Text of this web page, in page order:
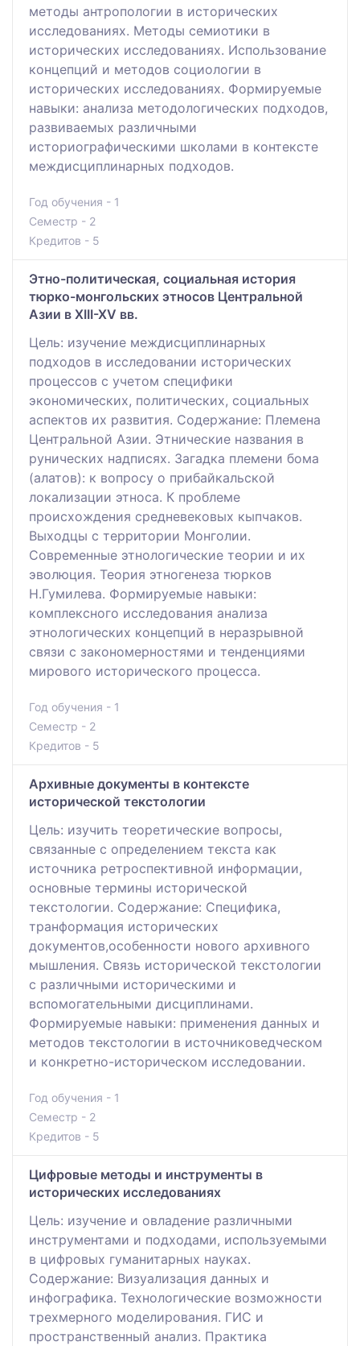
методы антропологии в исторических
исследованиях. Методы семиотики в
исторических исследованиях. Использование
концепций и методов социологии в
исторических исследованиях. Формируемые
навыки: анализа методологических подходов,
развиваемых различными
историографическими школами в контексте
междисциплинарных подходов.
Год обучения - 1
Семестр - 2
Кредитов - 5
Этно-политическая, социальная история
тюрко-монгольских этносов Центральной
Азии в ХІІІ-ХV вв.
Цель: изучение междисциплинарных
подходов в исследовании исторических
процессов с учетом специфики
экономических, политических, социальных
аспектов их развития. Содержание: Племена
Центральной Азии. Этнические названия в
рунических надписях. Загадка племени бома
(алатов): к вопросу о прибайкальской
локализации этноса. К проблеме
происхождения средневековых кыпчаков.
Выходцы с территории Монголии.
Современные этнологические теории и их
эволюция. Теория этногенеза тюрков
Н.Гумилева. Формируемые навыки:
комплексного исследования анализа
этнологических концепций в неразрывной
связи с закономерностями и тенденциями
мирового исторического процесса.
Год обучения - 1
Семестр - 2
Кредитов - 5
Архивные документы в контексте
исторической текстологии
Цель: изучить теоретические вопросы,
связанные с определением текста как
источника ретроспективной информации,
основные термины исторической
текстологии. Содержание: Специфика,
транформация исторических
документов,особенности нового архивного
мышления. Связь исторической текстологии
с различными историческими и
вспомогательными дисциплинами.
Формируемые навыки: применения данных и
методов текстологии в источниковедческом
и конкретно-историческом исследовании.
Год обучения - 1
Семестр - 2
Кредитов - 5
Цифровые методы и инструменты в
исторических исследованиях
Цель: изучение и овладение различными
инструментами и подходами, используемыми
в цифровых гуманитарных науках.
Содержание: Визуализация данных и
инфографика. Технологические возможности
трехмерного моделирования. ГИС и
пространственный анализ. Практика